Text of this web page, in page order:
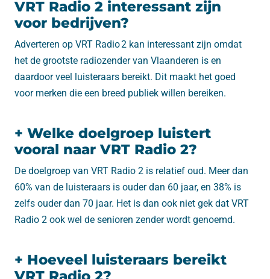
VRT Radio 2 interessant zijn
voor bedrijven?
Adverteren op VRT Radio 2 kan interessant zijn omdat
het de grootste radiozender van Vlaanderen is en
daardoor veel luisteraars bereikt. Dit maakt het goed
voor merken die een breed publiek willen bereiken.
+ Welke doelgroep luistert
vooral naar VRT Radio 2?
De doelgroep van VRT Radio 2 is relatief oud. Meer dan
60% van de luisteraars is ouder dan 60 jaar, en 38% is
zelfs ouder dan 70 jaar. Het is dan ook niet gek dat VRT
Radio 2 ook wel de senioren zender wordt genoemd.
+ Hoeveel luisteraars bereikt